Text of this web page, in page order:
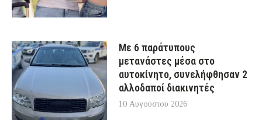
Με 6 παράτυπους
μετανάστες μέσα στο
αυτοκίνητο, συνελήφθησαν 2
αλλοδαποί διακινητές
10 Αυγούστου 2026